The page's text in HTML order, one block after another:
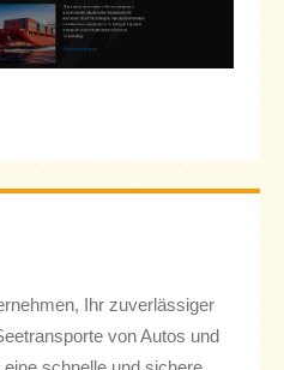
Ihr zuverlässiger
von Autos und